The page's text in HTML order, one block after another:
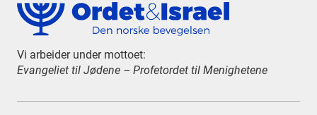
Vi arbeider under mottoet:
Evangeliet til Jødene – Profetordet til Menighetene